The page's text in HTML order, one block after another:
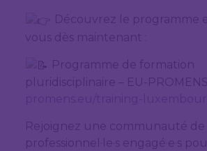
Découvrez le programme
vous dès maintenant :
Programme de formation
pluridisciplinaire – EU-
Rejoignez une communauté de
professionnel·le·s engagé·e·s